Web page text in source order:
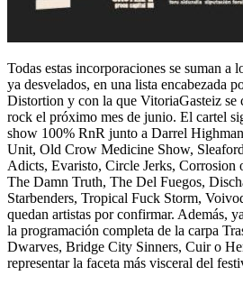
Todas estas incorporaciones se suman a
ya desvelados, en una lista encabezada
Distortion y con la que VitoriaGasteiz se
rock el próximo mes de junio. El cartel
show 100% RnR junto a Darrel
Unit, Old Crow Medicine Show,
Adicts, Evaristo, Circle Jerks, Corrosion
The Damn Truth, The Del Fuegos,
Starbenders, Tropical Fuck Storm,
quedan artistas por confirmar. Además,
la programación completa de la carpa
Dwarves, Bridge City Sinners, Cuir o
representar la faceta más visceral del